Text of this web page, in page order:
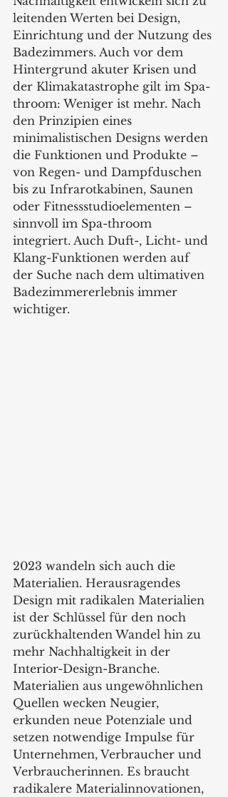
leitenden Werten bei Design,
Einrichtung und der Nutzung des
Badezimmers. Auch vor dem
Hintergrund akuter Krisen und
der Klimakatastrophe gilt im Spa-
throom: Weniger ist mehr. Nach
den Prinzipien eines
minimalistischen Designs werden
die Funktionen und Produkte –
von Regen- und Dampfduschen
bis zu Infrarotkabinen, Saunen
oder Fitnessstudioelementen –
sinnvoll im Spa-throom
integriert. Auch Duft-, Licht- und
Klang-Funktionen werden auf
der Suche nach dem ultimativen
Badezimmererlebnis immer
wichtiger.
2023 wandeln sich auch die
Materialien. Herausragendes
Design mit radikalen Materialien
ist der Schlüssel für den noch
zurückhaltenden Wandel hin zu
mehr Nachhaltigkeit in der
Interior-Design-Branche.
Materialien aus ungewöhnlichen
Quellen wecken Neugier,
erkunden neue Potenziale und
setzen notwendige Impulse für
Unternehmen, Verbraucher und
Verbraucherinnen. Es braucht
radikalere Materialinnovationen,